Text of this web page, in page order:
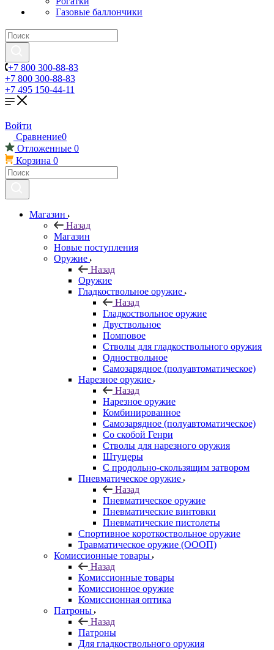
Газовые баллончики
+7 800 300-88-83
+7 800 300-88-83
+7 495 150-44-11
Войти
Сравнение0
Отложенные 0
Корзина 0
Магазин
Назад
Магазин
Новые поступления
Оружие
Назад
Оружие
Гладкоствольное оружие
Назад
Гладкоствольное оружие
Двуствольное
Помповое
Стволы для гладкоствольного оружия
Одноствольное
Самозарядное (полуавтоматическое)
Нарезное оружие
Назад
Нарезное оружие
Комбинированное
Самозарядное (полуавтоматическое)
Со скобой Генри
Стволы для нарезного оружия
Штуцеры
С продольно-скользящим затвором
Пневматическое оружие
Назад
Пневматическое оружие
Пневматические винтовки
Пневматические пистолеты
Спортивное короткоствольное оружие
Травматическое оружие (ОООП)
Комиссионные товары
Назад
Комиссионные товары
Комиссионное оружие
Комиссионная оптика
Патроны
Назад
Патроны
Для гладкоствольного оружия